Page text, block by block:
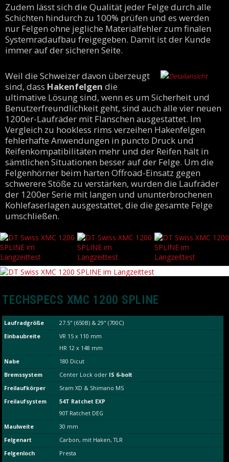
Zudem lässt sich die Qualität jeder Felge durch alle
Schichten hindurch zu 100% prüfen und es werden
nur Felgen ohne jegliche Materialfehler zum finalen
Systemradaufbau freigegeben. Damit ist der Kunde
immer auf der sicheren Seite.
Weil die Schweizer davon überzeugt
sind, dass Hakenfelgen die
ultimative Lösung sind, wenn es um Sicherheit und
Benutzerfreundlichkeit geht, sind auch alle vier neuen
1200er-Laufräder mit Flanschen ausgestattet. Im
Vergleich zu hookless rims verzeihen Hakenfelgen
fehlerhafte Anwendungen in puncto Druck und
Reifenkompatibilitäten mehr und der Reifen hält in
sämtlichen Situationen besser auf der Felge. Um die
Felgenhörner beim harten Offroad-Einsatz gegen
schwerere Stöße zu verstärken, wurden die Laufräder
der 1200er Serie mit langen und ununterbrochenen
Kohlefaserlagen ausgestattet, die die gesamte Felge
umschließen.
TECHSPECS XMC 1200 SPLINE
Laufradgröße
27.5" (650B) & 29" (700C)
Einbaubreite
VR 15 x 110 mm
HR 12 x 148 mm
Nabe
180 Dicut
Bremssystem
Center Lock oder IS 6-bolt
Freilaufkörper
Sram XD & Shimano MS
Freilaufsystem
54T Ratchet EXP
90T Ratchet DEG
Maulweite
30 mm
Felgenart
Carbon, mit Haken, TLR
Felgenloch
Presta